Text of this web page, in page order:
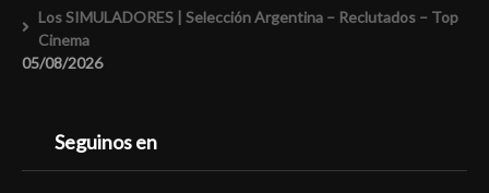
Los SIMULADORES | Selección Argentina – Reclutados – Top
Cinema
05/08/2026
Seguinos en